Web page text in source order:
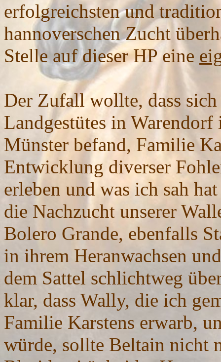
erfolgreichsten und
hannoverschen Zucht
Stelle auf dieser HP eine
Der Zufall wollte, dass
Landgestütes in
Münster befand, Familie
Entwicklung diverser
erleben und was ich sah
die Nachzucht unserer
Bolero Grande, ebenfalls
in ihrem Heranwachsen
dem Sattel schlichtweg
klar, dass Wally, die ich
Familie Karstens erwarb,
würde, sollte Beltain nicht